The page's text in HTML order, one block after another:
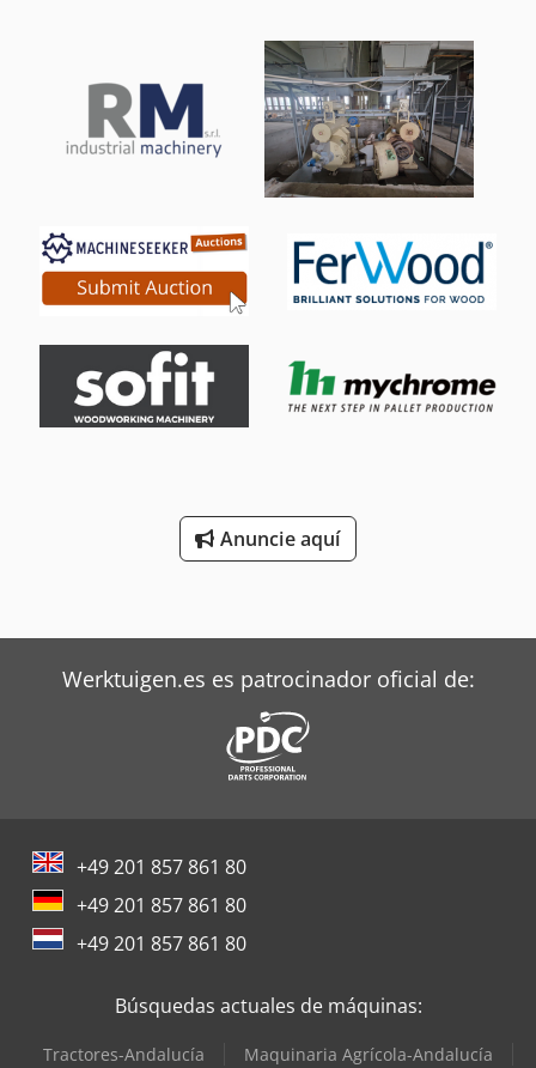
Anuncie aquí
Werktuigen.es es patrocinador oficial de:
+49 201 857 861 80
+49 201 857 861 80
+49 201 857 861 80
Búsquedas actuales de máquinas:
Tractores-Andalucía
Maquinaria Agrícola-Andalucía